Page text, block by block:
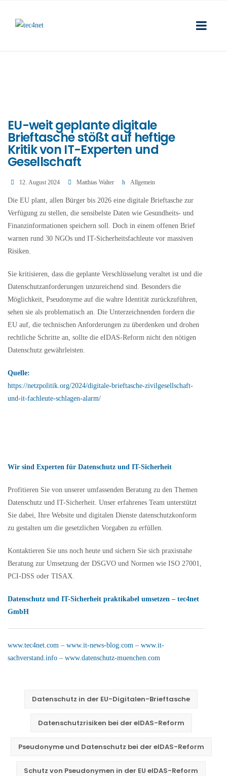
EU-weit geplante digitale
Brieftasche stößt auf heftige
Kritik von IT-Experten und
Gesellschaft
12. August 2024 Matthias Walter Allgemein
Die EU plant, allen Bürger bis 2026 eine digitale Brieftasche zur
Verfügung zu stellen, die sensibelste Daten wie Gesundheits- und
Finanzinformationen speichern soll. Doch in einem offenen Brief
warnen rund 30 NGOs und IT-Sicherheitsfachleute vor massiven
Risiken.
Sie kritisieren, dass die geplante Verschlüsselung veraltet ist und die
Datenschutzanforderungen unzureichend sind. Besonders die
Möglichkeit, Pseudonyme auf die wahre Identität zurückzuführen,
sehen sie als problematisch an. Die Unterzeichnenden fordern die
EU auf, die technischen Anforderungen zu überdenken und drohen
rechtliche Schritte an, sollte die eIDAS-Reform nicht den nötigen
Datenschutz gewährleisten.
Quelle:
https://netzpolitik.org/2024/digitale-brieftasche-zivilgesellschaft-
und-it-fachleute-schlagen-alarm/
Wir sind Experten für Datenschutz und IT-Sicherheit
Profitieren Sie von unserer umfassenden Beratung zu den Themen
Datenschutz und IT-Sicherheit. Unser erfahrenes Team unterstützt
Sie dabei, Ihre Website und digitalen Dienste datenschutzkonform
zu gestalten um die gesetzlichen Vorgaben zu erfüllen.
Kontaktieren Sie uns noch heute und sichern Sie sich praxisnahe
Beratung zur Umsetzung der DSGVO und Normen wie ISO 27001,
PCI-DSS oder TISAX.
Datenschutz und IT-Sicherheit praktikabel umsetzen – tec4net
GmbH
www.tec4net.com – www.it-news-blog.com – www.it-
sachverstand.info – www.datenschutz-muenchen.com
Datenschutz in der EU-Digitalen-Brieftasche
Datenschutzrisiken bei der eIDAS-Reform
Pseudonyme und Datenschutz bei der eIDAS-Reform
Schutz von Pseudonymen in der EU eIDAS-Reform